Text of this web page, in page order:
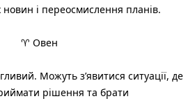
і переосмислення планів.
♈ Овен
Можуть з’явитися ситуації, де
рішення та брати